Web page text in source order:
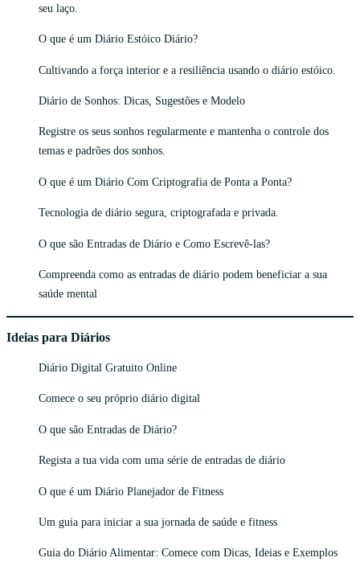
seu laço.
O que é um Diário Estóico Diário?
Cultivando a força interior e a resiliência usando o diário estóico.
Diário de Sonhos: Dicas, Sugestões e Modelo
Registre os seus sonhos regularmente e mantenha o controle dos
temas e padrões dos sonhos.
O que é um Diário Com Criptografia de Ponta a Ponta?
Tecnologia de diário segura, criptografada e privada.
O que são Entradas de Diário e Como Escrevê-las?
Compreenda como as entradas de diário podem beneficiar a sua
saúde mental
Ideias para Diários
Diário Digital Gratuito Online
Comece o seu próprio diário digital
O que são Entradas de Diário?
Regista a tua vida com uma série de entradas de diário
O que é um Diário Planejador de Fitness
Um guia para iniciar a sua jornada de saúde e fitness
Guia do Diário Alimentar: Comece com Dicas, Ideias e Exemplos